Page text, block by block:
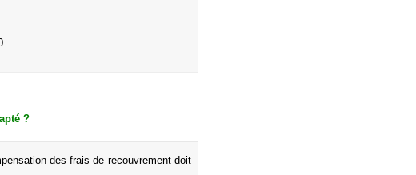
?
des frais de recouvrement doit